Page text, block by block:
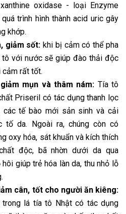
oxidase - loại Enzyme
trình hình thành acid uric gây
khớp.
giảm sốt: khi bị cảm có thể pha
với nước sẽ giúp đào thải độc
rất tốt.
mụn và thâm nám: Tía tô
Priseril có tác dụng thanh lọc
các tế bào mới sản sinh và cải
tố da. Ngoài ra, chúng còn có
oxy hóa, sát khuẩn và kích thích
độc, bã nhờn dưới da qua
hôi giúp trẻ hóa làn da, thu nhỏ lỗ
cân, tốt cho người ăn kiêng:
trong lá tía tô Nhật có tác dụng